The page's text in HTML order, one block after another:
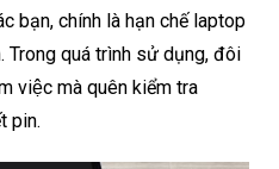
bạn, chính là hạn chế laptop
quá trình sử dụng, đôi
việc mà quên kiểm tra
pin.